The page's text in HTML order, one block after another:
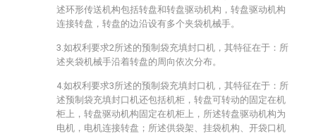
述环形传送机构包括转盘和转盘驱动机构，转盘驱动机构
连接转盘，转盘的边沿设有多个夹袋机械手。
3.如权利要求2所述的预制袋充填封口机，其特征在于：所
述夹袋机械手沿着转盘的周向依次分布。
4.如权利要求3所述的预制袋充填封口机，其特征在于：所
述预制袋充填封口机还包括机柜，转盘可转动的固定在机
柜上，转盘驱动机构固定在机柜上，所述转盘驱动机构为
电机，电机连接转盘；所述供袋架、挂袋机构、开袋口机